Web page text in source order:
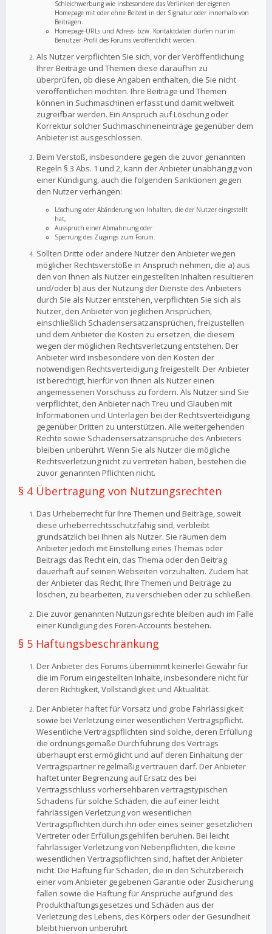
Schleichwerbung wie insbesondere das Verlinken der eigenen
Homepage mit oder ohne Beitext in der Signatur oder innerhalb von
Beiträgen.
Homepage-URLs und Adress- bzw. Kontaktdaten dürfen nur im
Benutzer-Profil des Forums veröffentlicht werden.
Als Nutzer verpflichten Sie sich, vor der Veröffentlichung
Ihrer Beiträge und Themen diese daraufhin zu
überprüfen, ob diese Angaben enthalten, die Sie nicht
veröffentlichen möchten. Ihre Beiträge und Themen
können in Suchmaschinen erfasst und damit weltweit
zugreifbar werden. Ein Anspruch auf Löschung oder
Korrektur solcher Suchmaschineneinträge gegenüber dem
Anbieter ist ausgeschlossen.
Beim Verstoß, insbesondere gegen die zuvor genannten
Regeln § 3 Abs. 1 und 2, kann der Anbieter unabhängig von
einer Kündigung, auch die folgenden Sanktionen gegen
den Nutzer verhängen:
Löschung oder Abänderung von Inhalten, die der Nutzer eingestellt
hat,
Ausspruch einer Abmahnung oder
Sperrung des Zugangs zum Forum.
Sollten Dritte oder andere Nutzer den Anbieter wegen
möglicher Rechtsverstöße in Anspruch nehmen, die a) aus
den von Ihnen als Nutzer eingestellten Inhalten resultieren
und/oder b) aus der Nutzung der Dienste des Anbieters
durch Sie als Nutzer entstehen, verpflichten Sie sich als
Nutzer, den Anbieter von jeglichen Ansprüchen,
einschließlich Schadensersatzansprüchen, freizustellen
und dem Anbieter die Kosten zu ersetzen, die diesem
wegen der möglichen Rechtsverletzung entstehen. Der
Anbieter wird insbesondere von den Kosten der
notwendigen Rechtsverteidigung freigestellt. Der Anbieter
ist berechtigt, hierfür von Ihnen als Nutzer einen
angemessenen Vorschuss zu fordern. Als Nutzer sind Sie
verpflichtet, den Anbieter nach Treu und Glauben mit
Informationen und Unterlagen bei der Rechtsverteidigung
gegenüber Dritten zu unterstützen. Alle weitergehenden
Rechte sowie Schadensersatzansprüche des Anbieters
bleiben unberührt. Wenn Sie als Nutzer die mögliche
Rechtsverletzung nicht zu vertreten haben, bestehen die
zuvor genannten Pflichten nicht.
§ 4 Übertragung von Nutzungsrechten
Das Urheberrecht für Ihre Themen und Beiträge, soweit
diese urheberrechtsschutzfähig sind, verbleibt
grundsätzlich bei Ihnen als Nutzer. Sie räumen dem
Anbieter jedoch mit Einstellung eines Themas oder
Beitrags das Recht ein, das Thema oder den Beitrag
dauerhaft auf seinen Webseiten vorzuhalten. Zudem hat
der Anbieter das Recht, Ihre Themen und Beiträge zu
löschen, zu bearbeiten, zu verschieben oder zu schließen.
Die zuvor genannten Nutzungsrechte bleiben auch im Falle
einer Kündigung des Foren-Accounts bestehen.
§ 5 Haftungsbeschränkung
Der Anbieter des Forums übernimmt keinerlei Gewähr für
die im Forum eingestellten Inhalte, insbesondere nicht für
deren Richtigkeit, Vollständigkeit und Aktualität.
Der Anbieter haftet für Vorsatz und grobe Fahrlässigkeit
sowie bei Verletzung einer wesentlichen Vertragspflicht.
Wesentliche Vertragspflichten sind solche, deren Erfüllung
die ordnungsgemäße Durchführung des Vertrags
überhaupt erst ermöglicht und auf deren Einhaltung der
Vertragspartner regelmäßig vertrauen darf. Der Anbieter
haftet unter Begrenzung auf Ersatz des bei
Vertragsschluss vorhersehbaren vertragstypischen
Schadens für solche Schäden, die auf einer leicht
fahrlässigen Verletzung von wesentlichen
Vertragspflichten durch ihn oder eines seiner gesetzlichen
Vertreter oder Erfüllungsgehilfen beruhen. Bei leicht
fahrlässiger Verletzung von Nebenpflichten, die keine
wesentlichen Vertragspflichten sind, haftet der Anbieter
nicht. Die Haftung für Schäden, die in den Schutzbereich
einer vom Anbieter gegebenen Garantie oder Zusicherung
fallen sowie die Haftung für Ansprüche aufgrund des
Produkthaftungsgesetzes und Schäden aus der
Verletzung des Lebens, des Körpers oder der Gesundheit
bleibt hiervon unberührt.